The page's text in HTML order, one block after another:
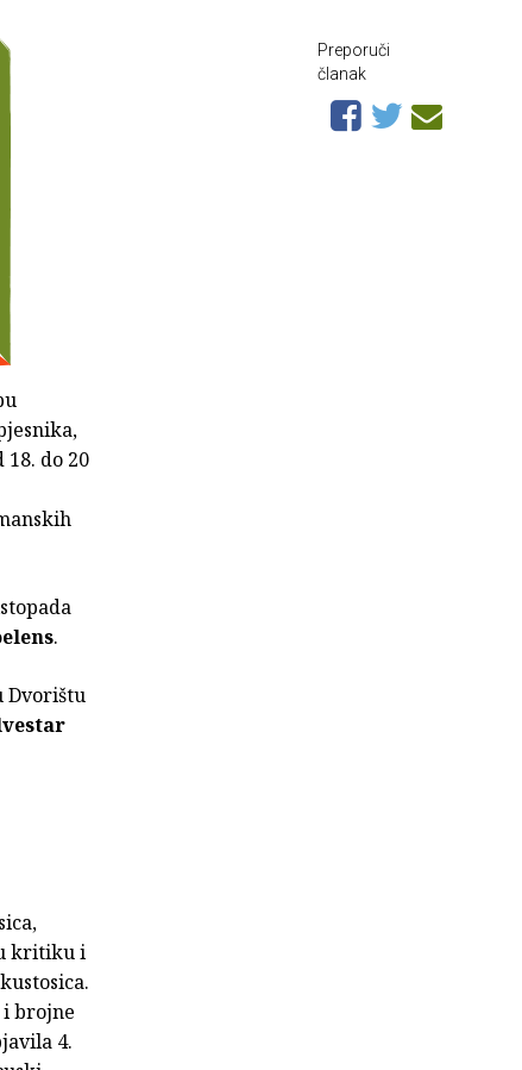
do 20
.
Dvorištu
kritiku i
i brojne
4.
Preporuči
članak